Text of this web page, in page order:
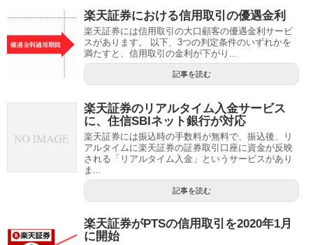
楽天証券における信用取引の優遇金利
楽天証券には信用取引の大口顧客の優遇金利サービ
スがあります。 以下、3つの判定条件のいずれかを
満たすと、信用取引の金利が下がり...
記事を読む
楽天証券のリアルタイム入金サービス
に、住信SBIネット銀行が対応
楽天証券には振込時の手数料が無料で、振込後、リ
アルタイムに楽天証券の証券取引口座に資金が反映
される「リアルタイム入金」というサービスがあり
ま...
記事を読む
楽天証券がPTSの信用取引を2020年1月
に開始